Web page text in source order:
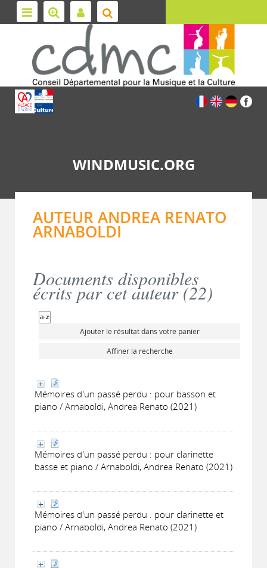
WINDMUSIC.ORG
AUTEUR ANDREA RENATO
ARNABOLDI
Documents disponibles
écrits par cet auteur (22)
Ajouter le résultat dans votre panier
Affiner la recherche
Mémoires d'un passé perdu : pour basson et
piano / Arnaboldi, Andrea Renato (2021)
Mémoires d'un passé perdu : pour clarinette
basse et piano / Arnaboldi, Andrea Renato (2021)
Mémoires d'un passé perdu : pour clarinette et
piano / Arnaboldi, Andrea Renato (2021)